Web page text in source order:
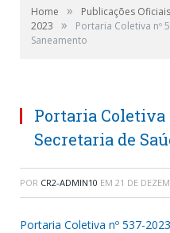
Home » Publicações Oficiais
2023
»
Portaria Coletiva nº
Saneamento
Portaria Coletiva
Secretaria de
POR CR2-ADMIN10 EM 21 DE
Portaria Coletiva nº 537-